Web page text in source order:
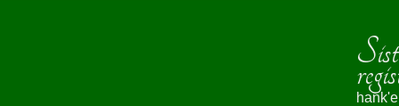
hank'e